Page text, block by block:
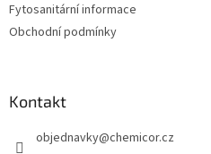
Fytosanitární informace
Obchodní podmínky
Kontakt
objednavky@chemicor.cz